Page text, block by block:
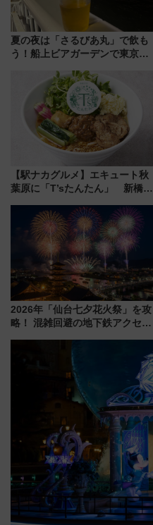
夏の夜は「さるびあ丸」で飲も
う！船上ビアガーデンで東京湾
杯……工場直送生ビールや島グ
ルメが美味い
【駅ナカグルメ】エキュート秋
葉原に「T’sたんたん」 新橋に
饅」、オムライス専門店「肉と
たまご」新グルメ続々登場！
【2026年8月】
2026年「仙台七夕花火祭」を攻
略！ 混雑回避の地下鉄アクセス
火前に楽しむ仙台観光ルートま